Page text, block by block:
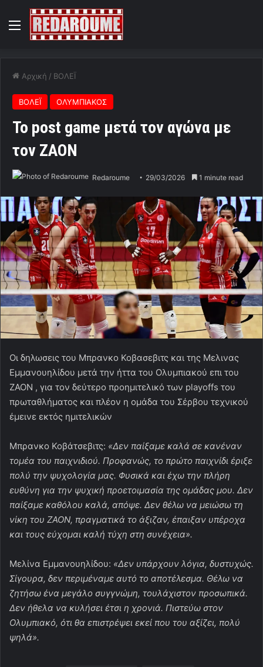
Menu
Αρχική / ΒΟΛΕΪ
ΒΟΛΕΪ ΟΛΥΜΠΙΑΚΟΣ
Το post game μετά τον αγώνα με
τον ΖΑΟΝ
Redaroume 29/03/2026 1 minute read
Οι δηλωσεις του Μπρανκο Κοβασεβιτς και της Μελινας
Εμμανουηλίδου μετά την ήττα του Ολυμπιακού επι του
ΖΑΟΝ , για τον δεύτερο προημιτελικό των playoffs του
πρωταθλήματος και πλέον η ομάδα του Σέρβου τεχνικού
έμεινε εκτός ημιτελικών
Μπρανκο Κοβάτσεβιτς: «Δεν παίξαμε καλά σε κανέναν
τομέα του παιχνιδιού. Προφανώς, το πρώτο παιχνίδι έριξε
πολύ την ψυχολογία μας. Φυσικά και έχω την πλήρη
ευθύνη για την ψυχική προετοιμασία της ομάδας μου. Δεν
παίξαμε καθόλου καλά, απόψε. Δεν θέλω να μειώσω τη
νίκη του ΖΑΟΝ, πραγματικά το άξιζαν, έπαιξαν υπέροχα
και τους εύχομαι καλή τύχη στη συνέχεια».
Μελίνα Εμμανουηλίδου: «Δεν υπάρχουν λόγια, δυστυχώς.
Σίγουρα, δεν περιμέναμε αυτό το αποτέλεσμα. Θέλω να
ζητήσω ένα μεγάλο συγγνώμη, τουλάχιστον προσωπικά.
Δεν ήθελα να κυλήσει έτσι η χρονιά. Πιστεύω στον
Ολυμπιακό, ότι θα επιστρέψει εκεί που του αξίζει, πολύ
ψηλά».